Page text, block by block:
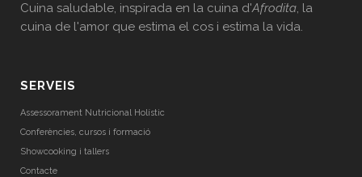
Cuina saludable, inspirada en la cuina d'Afrodita, la
cuina de l'amor que estima el cos i estima la vida.
SERVEIS
Assessorament Nutricional Holístic
Conferències, cursos i formació
Showcooking i tallers
Contacte